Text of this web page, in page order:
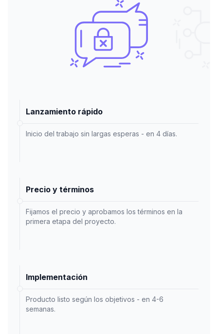
Lanzamiento rápido
Inicio del trabajo sin largas esperas - en 4 días.
Precio y términos
Fijamos el precio y aprobamos los términos en la
primera etapa del proyecto.
Implementación
Producto listo según los objetivos - en 4-6
semanas.